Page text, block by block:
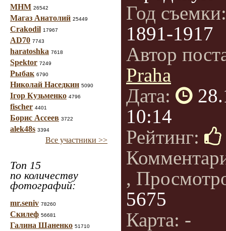
МНМ 26542
Магаз Анатолий 25449
Crakodil 17967
AD70 7743
haratoshka 7618
Spektor 7249
Рыбак 6790
Николай Наседкин 5090
Ігор Кузьменко 4796
fischer 4401
Борис Ассеев 3722
alek48s 3394
Все участники >>
Топ 15
по количеству
фотографий:
mr.seniv 78260
Скилеф 56681
Галина Шаненко 51710
Год
1891-1917
Автор
Praha
Дата:
10:14
Рейтинг:
,
5675
Карта: -